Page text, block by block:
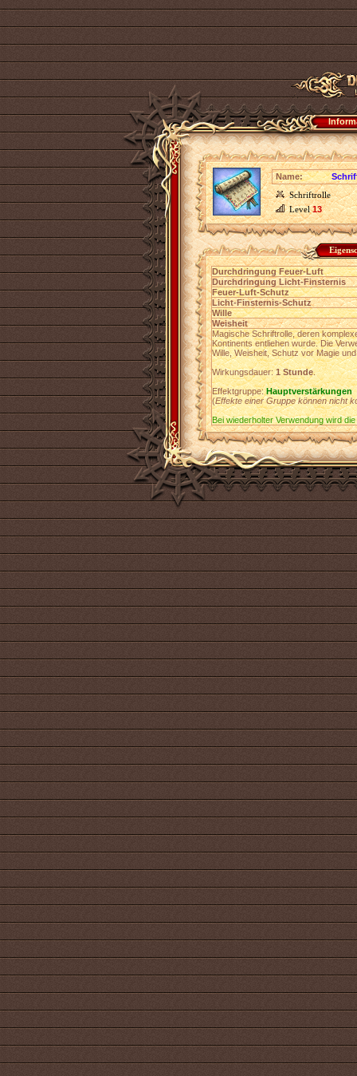
Name:
Schriftrolle
Level13
Durchdringung Feuer-Luft
Durchdringung Licht-Finsternis
Feuer-Luft-Schutz
Licht-Finsternis-Schutz
Wille
Weisheit
Magische Schriftrolle, deren
Kontinents entliehen wurde. Die
Wille, Weisheit, Schutz vor Magie
Wirkungsdauer:1 Stunde.
Effektgruppe:Hauptverstärkungen
(Effekte einer Gruppe können nicht
Bei wiederholter Verwendung wird